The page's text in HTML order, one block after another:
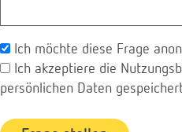
Ich möchte diese Frage
Ich akzeptiere die
persönlichen Daten